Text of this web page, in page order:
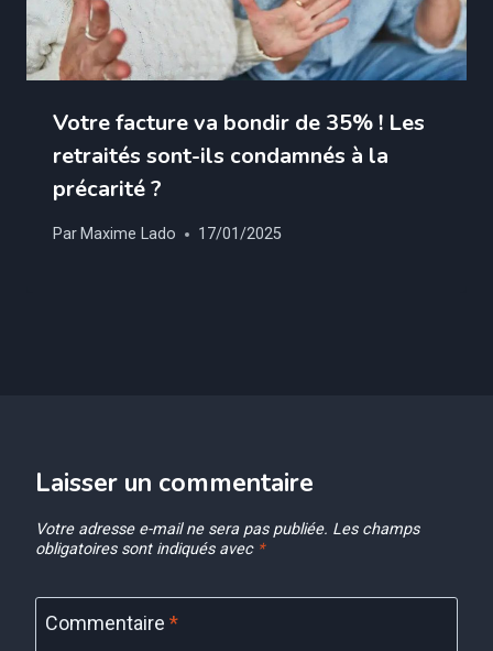
Votre facture va bondir de 35% ! Les
retraités sont-ils condamnés à la
précarité ?
ParMaxime Lado 17/01/2025
Laisser un commentaire
Votre adresse e-mail ne sera pas publiée. Les champs
obligatoires sont indiqués avec *
Commentaire *